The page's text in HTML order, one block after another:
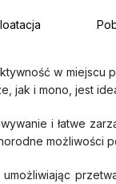
w
jak i mono, jest
i łatwe
możliwości